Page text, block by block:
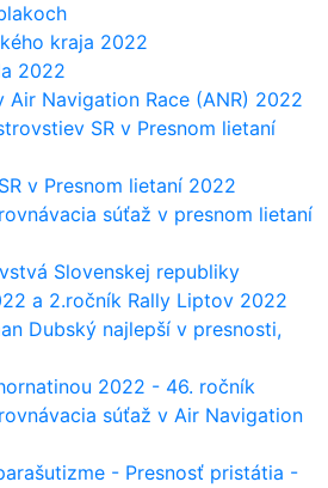
kraja 2022
2022
Air Navigation Race (ANR) 2022
SR v Presnom lietaní
v Presnom lietaní 2022
súťaž v presnom lietaní
Slovenskej republiky
a 2.ročník Rally Liptov 2022
Dubský najlepší v presnosti,
2022 - 46. ročník
súťaž v Air Navigation
- Presnosť pristátia -